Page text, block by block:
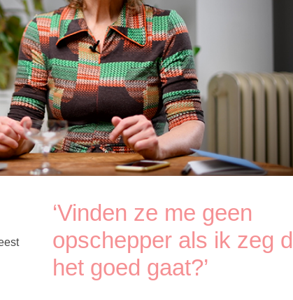
‘Vinden ze me geen
opschepper als ik zeg
het goed gaat?’